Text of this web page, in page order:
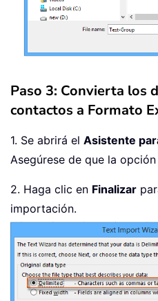
Paso 3: Convierta los
contactos a Formato
1. Se abrirá el Asistente
Asegúrese de que la opción
2. Haga clic en Finalizar
importación.